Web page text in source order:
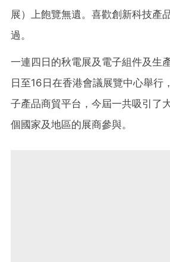
展）上飽覽無遺。喜歡創新科技產
過。
一連四日的秋電展及電子組件及生
日至16日在香港會議展覽中心舉行
子產品商貿平台，今屆一共吸引了
個國家及地區的展商參與。